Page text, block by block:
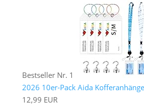
Bestseller Nr. 1
2026 10er-Pack Aida
12,99 EUR